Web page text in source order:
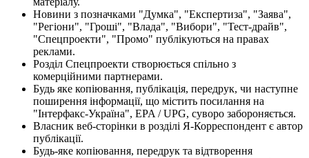
Новини з позначками "Думка", "Експертиза", "Заява",
"Регіони", "Гроші", "Влада", "Вибори", "Тест-драйв",
"Спецпроекти", "Промо" публікуються на правах
реклами.
Розділ Спецпроекти створюється спільно з
комерційними партнерами.
Будь яке копіювання, публікація, передрук, чи наступне
поширення інформації, що містить посилання на
"Інтерфакс-Україна", EPA / UPG, суворо забороняється.
Власник веб-сторінки в розділі Я-Корреспондент є автор
публікації.
Будь-яке копіювання, передрук та відтворення